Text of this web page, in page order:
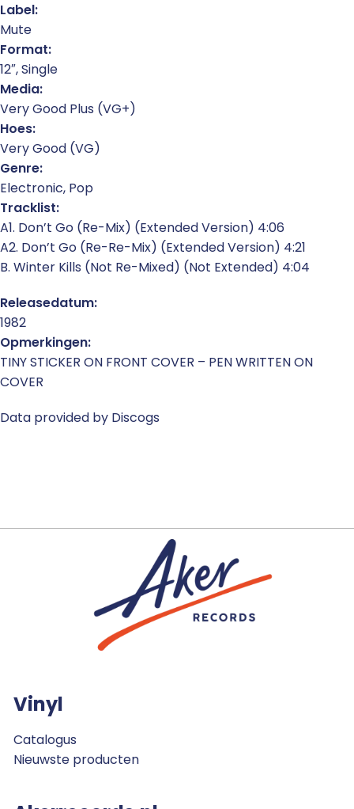
Label:
Mute
Format:
12″, Single
Media:
Very Good Plus (VG+)
Hoes:
Very Good (VG)
Genre:
Electronic, Pop
Tracklist:
A1. Don’t Go (Re-Mix) (Extended Version) 4:06
A2. Don’t Go (Re-Re-Mix) (Extended Version) 4:21
B. Winter Kills (Not Re-Mixed) (Not Extended) 4:04
Releasedatum:
1982
Opmerkingen:
TINY STICKER ON FRONT COVER – PEN WRITTEN ON
COVER
Data provided by Discogs
Vinyl
Catalogus
Nieuwste producten